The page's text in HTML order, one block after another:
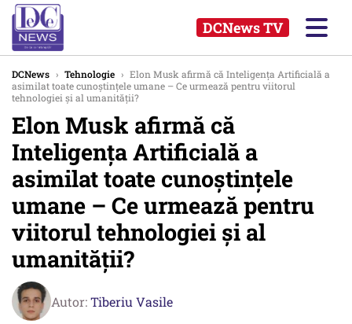
DCNews TV
DCNews › Tehnologie › Elon Musk afirmă că Inteligența Artificială a
asimilat toate cunoștințele umane – Ce urmează pentru viitorul
tehnologiei și al umanității?
Elon Musk afirmă că
Inteligența Artificială a
asimilat toate cunoștințele
umane – Ce urmează pentru
viitorul tehnologiei și al
umanității?
Autor:Tiberiu Vasile